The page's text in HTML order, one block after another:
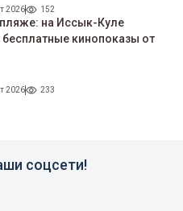
2026 152
на Иссык-Куле
беcплатные кинопоказы от
2026 233
соцсети!